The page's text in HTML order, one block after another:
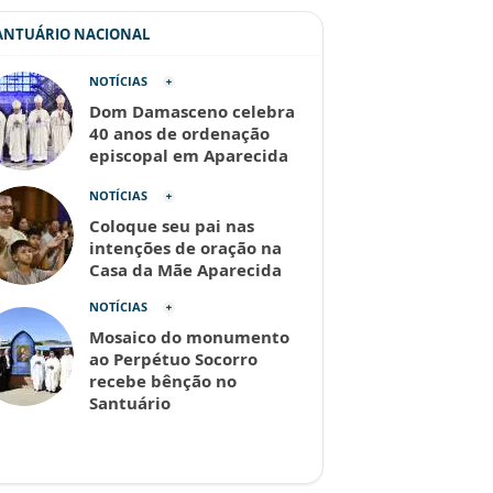
NACIONAL
NOTÍCIAS
Dom Damasceno celebra
40 anos de ordenação
episcopal em Aparecida
NOTÍCIAS
Coloque seu pai nas
intenções de oração na
Casa da Mãe Aparecida
NOTÍCIAS
Mosaico do monumento
ao Perpétuo Socorro
recebe bênção no
Santuário